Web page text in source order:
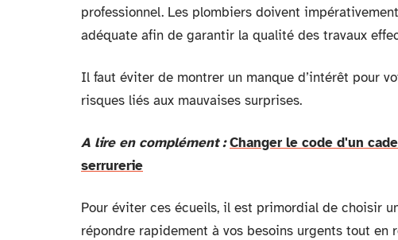
professionnel. Les plombiers doivent
adéquate afin de garantir la qualité des travaux
Il faut éviter de montrer un manque d’intérêt pour
risques liés aux mauvaises surprises.
A lire en complément : Changer le code d'un
serrurerie
Pour éviter ces écueils, il est primordial de choisir
répondre rapidement à vos besoins urgents tout en